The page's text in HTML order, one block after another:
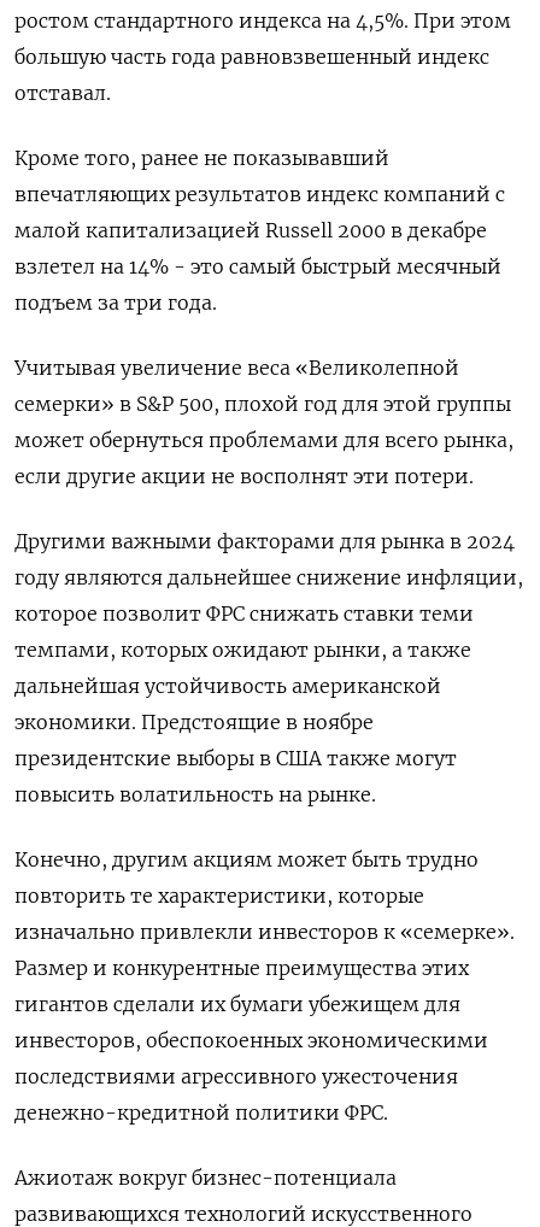
ростом стандартного индекса на 4,5%. При этом
большую часть года равновзвешенный индекс
отставал.
Кроме того, ранее не показывавший
впечатляющих результатов индекс компаний с
малой капитализацией Russell 2000 в декабре
взлетел на 14% - это самый быстрый месячный
подъем за три года.
Учитывая увеличение веса «Великолепной
семерки» в S&P 500, плохой год для этой группы
может обернуться проблемами для всего рынка,
если другие акции не восполнят эти потери.
Другими важными факторами для рынка в 2024
году являются дальнейшее снижение инфляции,
которое позволит ФРС снижать ставки теми
темпами, которых ожидают рынки, а также
дальнейшая устойчивость американской
экономики. Предстоящие в ноябре
президентские выборы в США также могут
повысить волатильность на рынке.
Конечно, другим акциям может быть трудно
повторить те характеристики, которые
изначально привлекли инвесторов к «семерке».
Размер и конкурентные преимущества этих
гигантов сделали их бумаги убежищем для
инвесторов, обеспокоенных экономическими
последствиями агрессивного ужесточения
денежно-кредитной политики ФРС.
Ажиотаж вокруг бизнес-потенциала
развивающихся технологий искусственного